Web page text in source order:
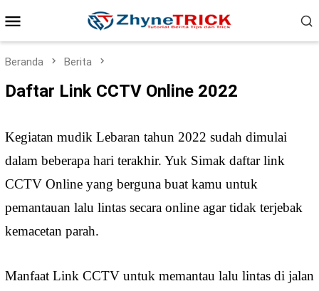
ke
Mobile
Beranda Berita
Daftar Link CCTV Online 2022
Kegiatan mudik Lebaran tahun 2022 sudah dimulai
dalam beberapa hari terakhir. Yuk Simak daftar link
CCTV Online yang berguna buat kamu untuk
pemantauan lalu lintas secara online agar tidak terjebak
kemacetan parah.
Manfaat Link CCTV untuk memantau lalu lintas di jalan